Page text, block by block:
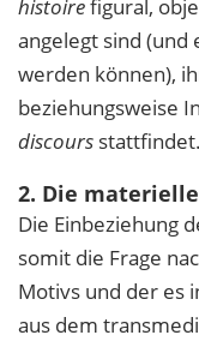
histoirefigural,
angelegt sind
werden können),
beziehungsweise
discours stattfindet.
2. Die
Die Einbeziehung
somit die Frage
Motivs und der es
aus dem